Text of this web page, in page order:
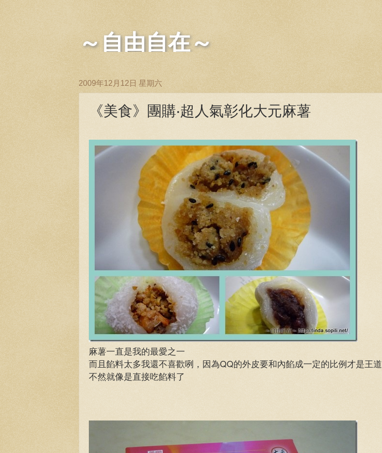
～自由自在～
2009年12月12日 星期六
《美食》團購‧超人氣彰化大元麻薯
麻薯一直是我的最愛之一
而且餡料太多我還不喜歡咧，因為QQ的外皮要和內餡成一定的比例才是王道
不然就像是直接吃餡料了